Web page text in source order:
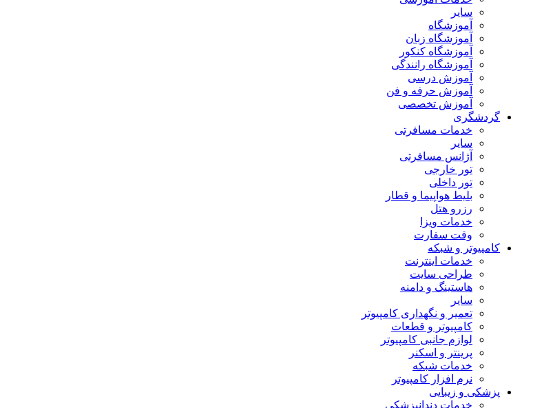
سایر
آموزشگاه
آموزشگاه زبان
آموزشگاه کنکور
آموزشگاه رانندگی
آموزش درسی
آموزش حرفه و فن
آموزش تخصصی
گردشگری
خدمات مسافرتی
سایر
آژانس مسافرتی
تور خارجی
تور داخلی
بلیط هواپیما و قطار
رزرو هتل
خدمات ویزا
وقت سفارت
کامپیوتر و شبکه
خدمات اینترنت
طراحی سایت
هاستینگ و دامنه
سایر
تعمیر و نگهداری کامپیوتر
کامپیوتر و قطعات
لوازم جانبی کامپیوتر
پرینتر و اسکنر
خدمات شبکه
نرم افزار کامپیوتر
پزشکی و زیبایی
خدمات دندانپزشکی